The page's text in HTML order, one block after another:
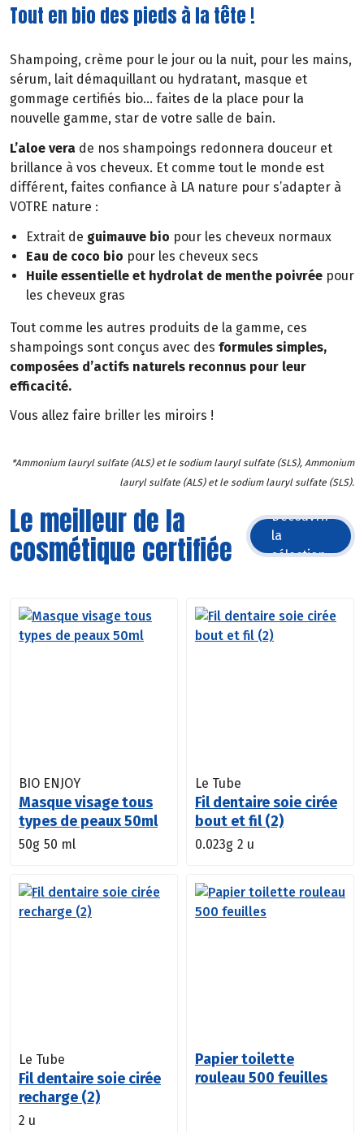
Tout en bio des pieds à la tête !
Shampoing, crème pour le jour ou la nuit, pour les mains,
sérum, lait démaquillant ou hydratant, masque et
gommage certifiés bio… faites de la place pour la
nouvelle gamme, star de votre salle de bain.
L’aloe vera de nos shampoings redonnera douceur et
brillance à vos cheveux. Et comme tout le monde est
différent, faites confiance à LA nature pour s’adapter à
VOTRE nature :
Extrait de guimauve bio pour les cheveux normaux
Eau de coco bio pour les cheveux secs
Huile essentielle et hydrolat de menthe poivrée pour
les cheveux gras
Tout comme les autres produits de la gamme, ces
shampoings sont conçus avec des formules simples,
composées d’actifs naturels reconnus pour leur
efficacité.
Vous allez faire briller les miroirs !
*Ammonium lauryl sulfate (ALS) et le sodium lauryl sulfate (SLS), Ammonium
lauryl sulfate (ALS) et le sodium lauryl sulfate (SLS).
Le meilleur de la
cosmétique certifiée
Découvrir
la
sélection
BIO ENJOY
Masque visage tous
types de peaux 50ml
50g 50 ml
Le Tube
Fil dentaire soie cirée
bout et fil (2)
0.023g 2 u
Le Tube
Fil dentaire soie cirée
recharge (2)
2 u
Papier toilette
rouleau 500 feuilles